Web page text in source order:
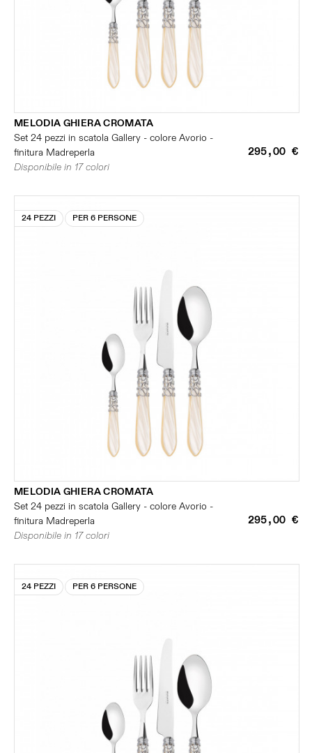
MELODIA GHIERA CROMATA
Set 24 pezzi in scatola Gallery - colore Avorio -
finitura Madreperla
295,00 €
Disponibile in 17 colori
24 PEZZI PER 6 PERSONE
MELODIA GHIERA CROMATA
Set 24 pezzi in scatola Gallery - colore Avorio -
finitura Madreperla
295,00 €
Disponibile in 17 colori
24 PEZZI PER 6 PERSONE